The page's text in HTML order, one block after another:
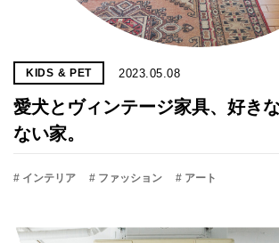
KIDS & PET 2023.05.08
愛犬とヴィンテージ家具、好き
ない家。
# インテリア # ファッション # アート